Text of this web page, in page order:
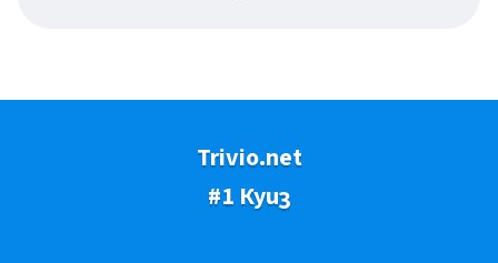
Trivio.net
#1 Куиз